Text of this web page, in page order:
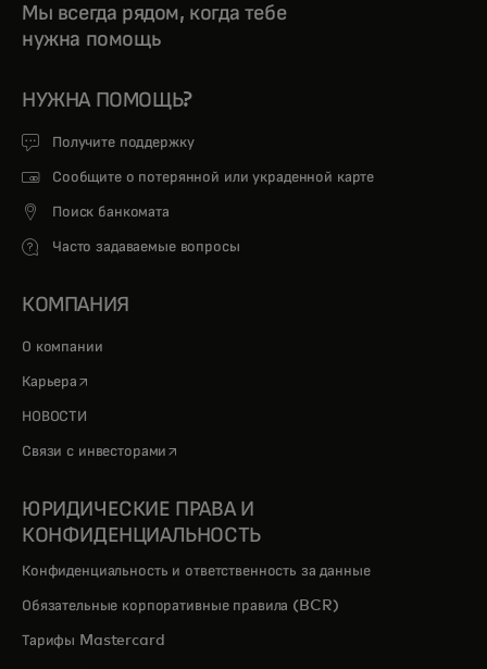
Мы всегда рядом, когда тебе
нужна помощь
НУЖНА ПОМОЩЬ?
Получите поддержку
Сообщите о потерянной или украденной карте
Поиск банкомата
Часто задаваемые вопросы
КОМПАНИЯ
О компании
Карьера opens in a new tab
НОВОСТИ
Связи с инвесторами opens in a new tab
ЮРИДИЧЕСКИЕ ПРАВА И
КОНФИДЕНЦИАЛЬНОСТЬ
Конфиденциальность и ответственность за данные
Обязательные корпоративные правила (BCR)
Тарифы Mastercard